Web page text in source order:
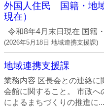
外国人住民 国籍・地
現在）
令和8年4月末日現在 国籍
(2026年5月18日 地域連携支援課)
地域連携支援課
業務内容 区長会との連絡に
会館に関すること。 市政
によるまちづくりの推進に...